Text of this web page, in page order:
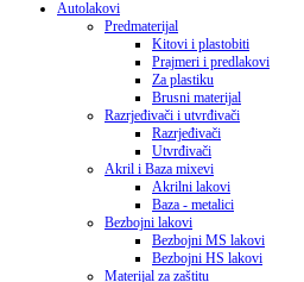
Autolakovi
Predmaterijal
Kitovi i plastobiti
Prajmeri i predlakovi
Za plastiku
Brusni materijal
Razrjeđivači i utvrđivači
Razrjeđivači
Utvrđivači
Akril i Baza mixevi
Akrilni lakovi
Baza - metalici
Bezbojni lakovi
Bezbojni MS lakovi
Bezbojni HS lakovi
Materijal za zaštitu